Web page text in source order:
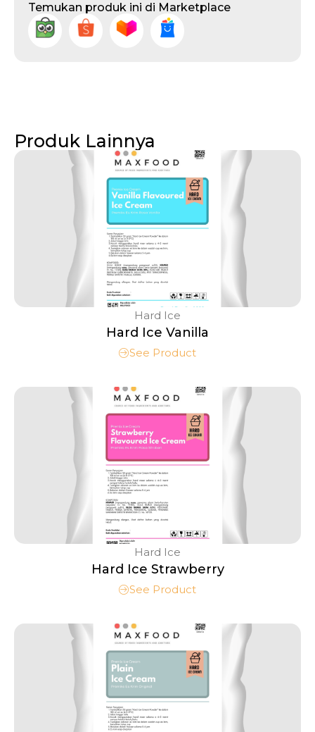
Temukan produk ini di Marketplace
Produk Lainnya
Hard Ice
Hard Ice Vanilla
See Product
Hard Ice
Hard Ice Strawberry
See Product